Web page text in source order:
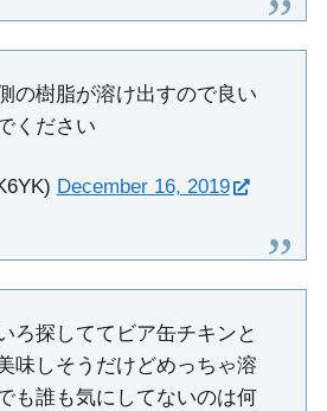
の樹脂が溶け出すので良い
ください
December 16, 2019
ろ探しててビア缶チキンと
味しそうだけどめっちゃ溶
も誰も気にしてないのは何